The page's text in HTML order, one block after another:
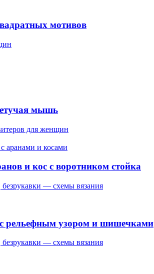
мотивов
мышь
для женщин
и кос с воротником стойка
— схемы вязания
рельефным узором и шишечками
— схемы вязания